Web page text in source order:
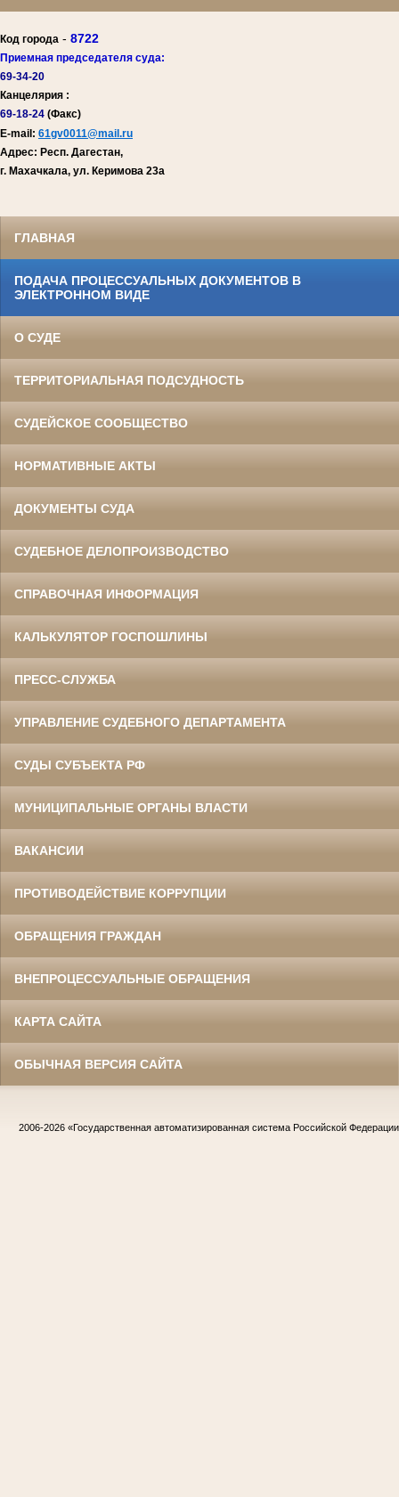
Код города - 8722
Приемная председателя суда:
69-34-20
Канцелярия :
69-18-24 (Факс)
E-mail: 61gv0011@mail.ru
Адрес: Респ. Дагестан,
г. Махачкала, ул. Керимова 23а
ГЛАВНАЯ
ПОДАЧА ПРОЦЕССУАЛЬНЫХ ДОКУМЕНТОВ В
ЭЛЕКТРОННОМ ВИДЕ
О СУДЕ
ТЕРРИТОРИАЛЬНАЯ ПОДСУДНОСТЬ
СУДЕЙСКОЕ СООБЩЕСТВО
НОРМАТИВНЫЕ АКТЫ
ДОКУМЕНТЫ СУДА
СУДЕБНОЕ ДЕЛОПРОИЗВОДСТВО
СПРАВОЧНАЯ ИНФОРМАЦИЯ
КАЛЬКУЛЯТОР ГОСПОШЛИНЫ
ПРЕСС-СЛУЖБА
УПРАВЛЕНИЕ СУДЕБНОГО ДЕПАРТАМЕНТА
СУДЫ СУБЪЕКТА РФ
МУНИЦИПАЛЬНЫЕ ОРГАНЫ ВЛАСТИ
ВАКАНСИИ
ПРОТИВОДЕЙСТВИЕ КОРРУПЦИИ
ОБРАЩЕНИЯ ГРАЖДАН
ВНЕПРОЦЕССУАЛЬНЫЕ ОБРАЩЕНИЯ
КАРТА САЙТА
ОБЫЧНАЯ ВЕРСИЯ САЙТА
2006-2026 «Государственная автоматизированная система Российской